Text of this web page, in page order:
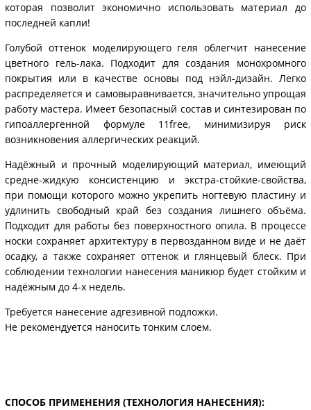
которая позволит экономично использовать материал до
последней капли!
Голубой оттенок моделирующего геля облегчит нанесение
цветного гель-лака. Подходит для создания монохромного
покрытия или в качестве основы под нэйл-дизайн. Легко
распределяется и самовыравнивается, значительно упрощая
работу мастера. Имеет безопасный состав и синтезирован по
гипоаллергенной формуле 11free, минимизируя риск
возникновения аллергических реакций.
Надёжный и прочный моделирующий материал, имеющий
средне-жидкую консистенцию и экстра-стойкие-свойства,
при помощи которого можно укрепить ногтевую пластину и
удлинить свободный край без создания лишнего объёма.
Подходит для работы без поверхностного опила. В процессе
носки сохраняет архитектуру в первозданном виде и не даёт
осадку, а также сохраняет оттенок и глянцевый блеск. При
соблюдении технологии нанесения маникюр будет стойким и
надёжным до 4-х недель.
Требуется нанесение адгезивной подложки.
Не рекомендуется наносить тонким слоем.
СПОСОБ ПРИМЕНЕНИЯ (ТЕХНОЛОГИЯ НАНЕСЕНИЯ):